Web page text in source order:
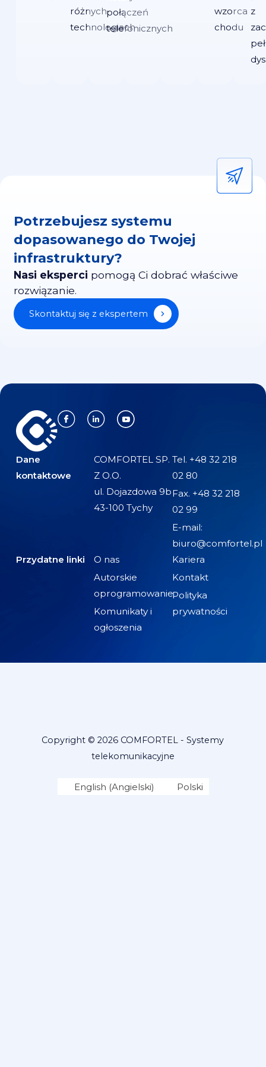
różnych
technologiach
połączeń
telefonicznych
wzorca
chodu
z
Potrzebujesz systemu
dopasowanego do Twojej
infrastruktury?
Nasi eksperci pomogą Ci dobrać właściwe
rozwiązanie.
Skontaktuj się z ekspertem
Dane
kontaktowe
COMFORTEL SP.
Z O.O.
ul. Dojazdowa 9b
43-100 Tychy
Tel. +48 32 218
02 80
Fax. +48 32 218
02 99
E-mail:
biuro@comfortel.pl
Przydatne linki
O nas
Autorskie
oprogramowanie
Komunikaty i
ogłoszenia
Kariera
Kontakt
Polityka
prywatności
Copyright © 2026 COMFORTEL - Systemy
telekomunikacyjne
English (Angielski) Polski